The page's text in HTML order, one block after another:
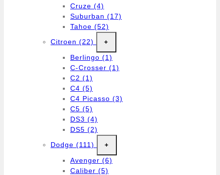
Cruze (4)
Suburban (17)
Tahoe (52)
Citroen (22) +
Berlingo (1)
C-Crosser (1)
C2 (1)
C4 (5)
C4 Picasso (3)
C5 (5)
DS3 (4)
DS5 (2)
Dodge (111) +
Avenger (6)
Caliber (5)